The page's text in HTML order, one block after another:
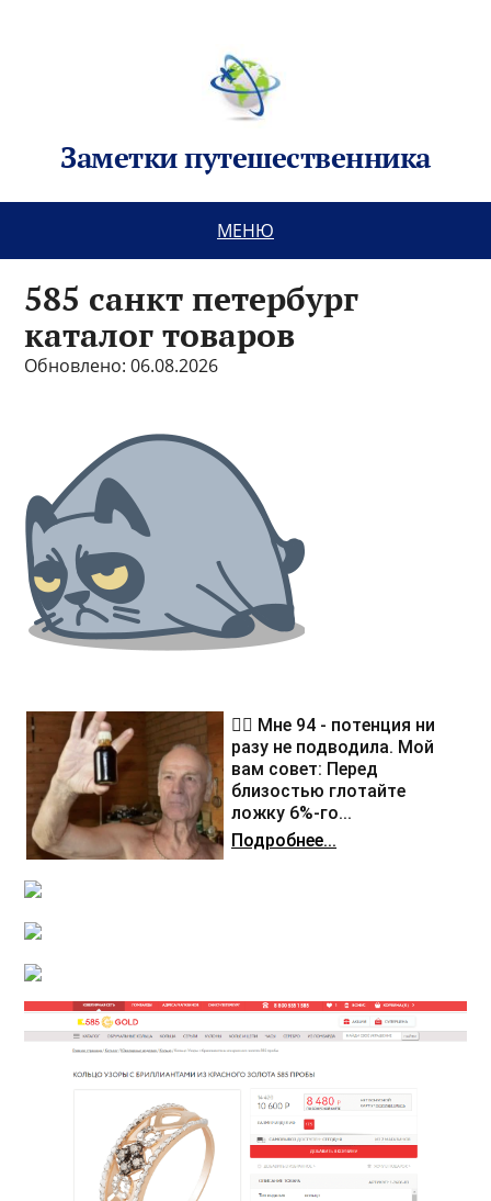
Заметки путешественника
МЕНЮ
585 санкт петербург
каталог товаров
Обновлено: 06.08.2026
❤️‍🔥 Мне 94 - потенция ни
разу не подводила. Мой
вам совет: Перед
близостью глотайте
ложку 6%-го...
Подробнее...